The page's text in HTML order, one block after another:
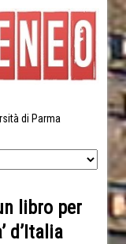
di Parma
libro per
d’Italia